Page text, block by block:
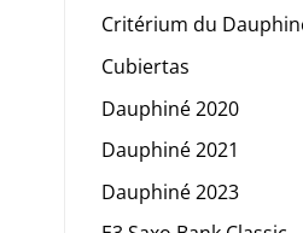
Critérium du
Cubiertas
Dauphiné 2020
Dauphiné 2021
Dauphiné 2023